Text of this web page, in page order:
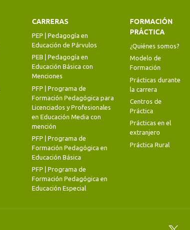
CARRERAS
PEP | Pedagogía en
Educación de Párvulos
PEB | Pedagogía en
Educación Básica con
Menciones
PFP | Programa de
Formación Pedagógica para
Licenciados y Profesionales
en Educación Media con
mención
PFP | Programa de
Formación Pedagógica en
Educación Básica
PFP | Programa de
Formación Pedagógica en
Educación Especial
FORMACIÓN
PRÁCTICA
¿Quiénes somos?
Modelo de
Formación
Prácticas durante
la carrera
Centros de
Práctica
Prácticas en el
extranjero
Práctica Rural